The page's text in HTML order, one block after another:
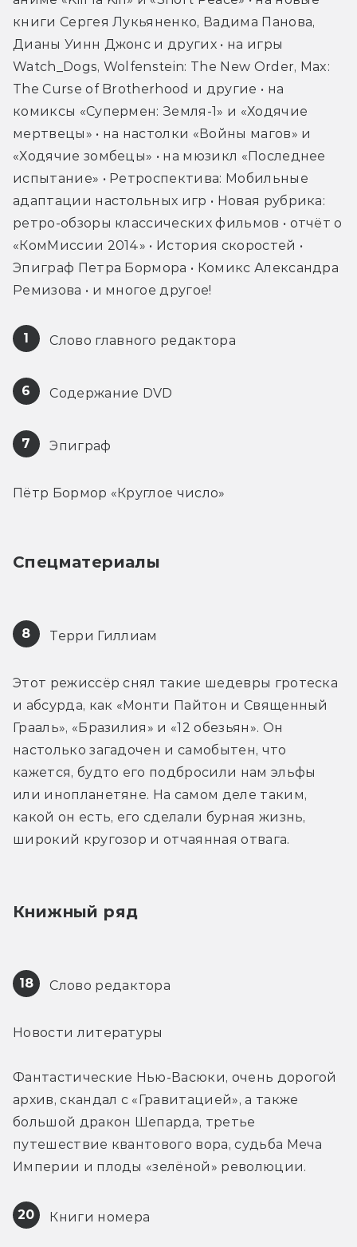
книги Сергея Лукьяненко, Вадима Панова,
Дианы Уинн Джонс и других • на игры
Watch_Dogs, Wolfenstein: The New Order, Max:
The Curse of Brotherhood и другие • на
комиксы «Супермен: Земля-1» и «Ходячие
мертвецы» • на настолки «Войны магов» и
«Ходячие зомбецы» • на мюзикл «Последнее
испытание» • Ретроспектива: Мобильные
адаптации настольных игр • Новая рубрика:
ретро-обзоры классических фильмов • отчёт о
«КомМиссии 2014» • История скоростей •
Эпиграф Петра Бормора • Комикс Александра
Ремизова • и многое другое!
1 Слово главного редактора
6 Содержание DVD
7 Эпиграф
Пётр Бормор «Круглое число»
Спецматериалы
8 Терри Гиллиам
Этот режиссёр снял такие шедевры гротеска
и абсурда, как «Монти Пайтон и Священный
Грааль», «Бразилия» и «12 обезьян». Он
настолько загадочен и самобытен, что
кажется, будто его подбросили нам эльфы
или инопланетяне. На самом деле таким,
какой он есть, его сделали бурная жизнь,
широкий кругозор и отчаянная отвага.
Книжный ряд
18 Слово редактора
Новости литературы
Фантастические Нью-Васюки, очень дорогой
архив, скандал с «Гравитацией», а также
большой дракон Шепарда, третье
путешествие квантового вора, судьба Меча
Империи и плоды «зелёной» революции.
20 Книги номера